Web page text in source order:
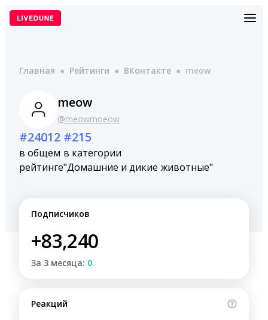
Перейти
Главная ● Рейтинги ● ВКонтакте ● meow
meow
@meowmoeow
#24012
в общем
рейтинге
#215
в категории
"Домашние и дикие животные"
Подписчиков
+83,240
За 3 месяца: 0
Реакций